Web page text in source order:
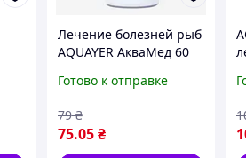
Лечение болезней рыб
AQUAYER АкваМед 60
паразитов у
Готово к отправке
75.05 ₴
79 ₴